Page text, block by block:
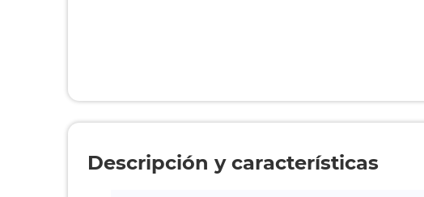
Descripción y características